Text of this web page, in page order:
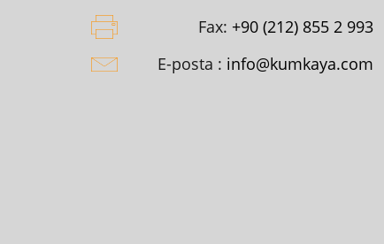
Fax: +90 (212) 855 2 993
E-posta : info@kumkaya.com